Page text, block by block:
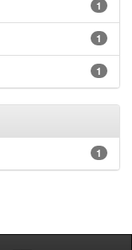
1
1
1
1